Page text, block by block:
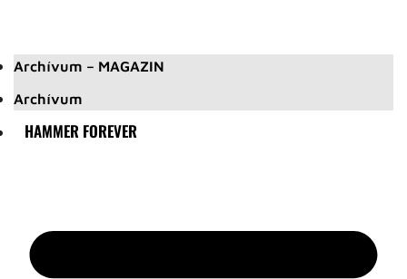
Archívum – MAGAZIN
Archívum
HAMMER FOREVER